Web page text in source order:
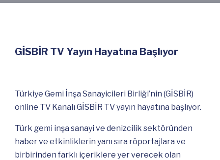
GİSBİR TV Yayın Hayatına Başlıyor
Türkiye Gemi İnşa Sanayicileri Birliği’nin (GİSBİR)
online TV Kanalı GİSBİR TV yayın hayatına başlıyor.
Türk gemi inşa sanayi ve denizcilik sektöründen
haber ve etkinliklerin yanı sıra röportajlara ve
birbirinden farklı içeriklere yer verecek olan